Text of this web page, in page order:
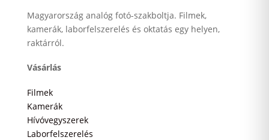
Magyarország analóg fotó-szakboltja. Filmek,
kamerák, laborfelszerelés és oktatás egy helyen,
raktárról.
Vásárlás
Filmek
Kamerák
Hívóvegyszerek
Laborfelszerelés